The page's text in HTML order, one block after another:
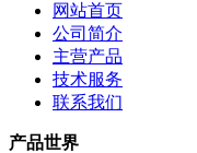
网站首页
公司简介
主营产品
技术服务
联系我们
产品世界